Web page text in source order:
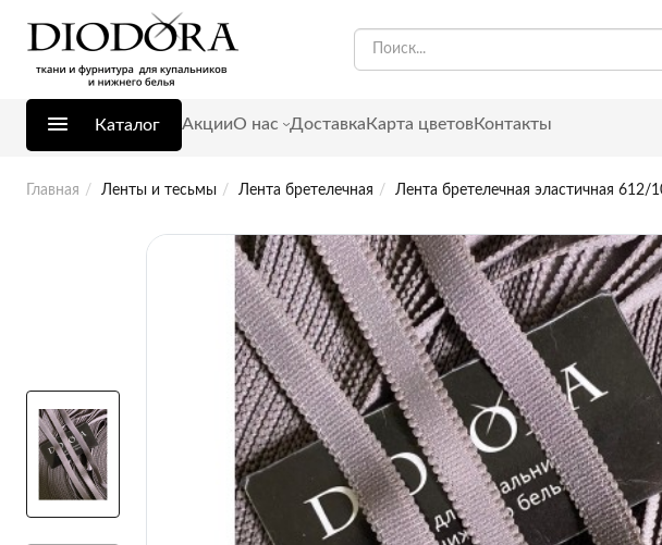
Каталог АкцииО нас Доставка Карта цветовКонтакты
Главная Ленты и тесьмы Лента бретелечная Лента бретелечная эластичная 612/